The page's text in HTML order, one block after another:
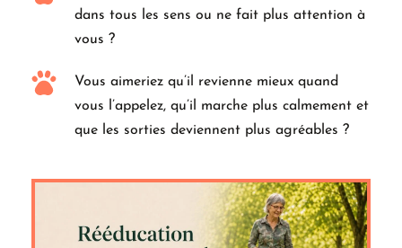
dans tous les sens ou ne fait plus attention à
vous ?
Vous aimeriez qu’il revienne mieux quand
vous l’appelez, qu’il marche plus calmement et
que les sorties deviennent plus agréables ?